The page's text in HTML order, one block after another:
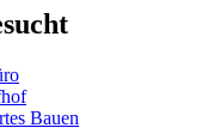
Bauen